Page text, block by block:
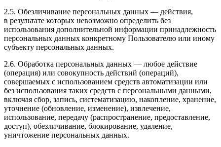
2.5. Обезличивание персональных данных — действия,
в результате которых невозможно определить без
использования дополнительной информации принадлежность
персональных данных конкретному Пользователю или иному
субъекту персональных данных.
2.6. Обработка персональных данных — любое действие
(операция) или совокупность действий (операций),
совершаемых с использованием средств автоматизации или
без использования таких средств с персональными данными,
включая сбор, запись, систематизацию, накопление, хранение,
уточнение (обновление, изменение), извлечение,
использование, передачу (распространение, предоставление,
доступ), обезличивание, блокирование, удаление,
уничтожение персональных данных.